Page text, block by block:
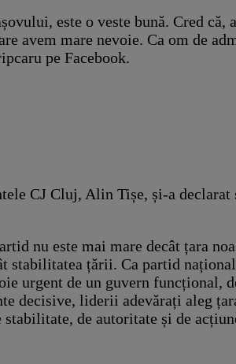
este o veste bună. Cred că,
avem mare nevoie. Ca om de
pe Facebook.
CJ Cluj, Alin Tișe, și-a declarat
nu este mai mare decât țara
țării. Ca partid
urgent de un guvern funcțional,
decisive, liderii adevărați aleg
de autoritate și de